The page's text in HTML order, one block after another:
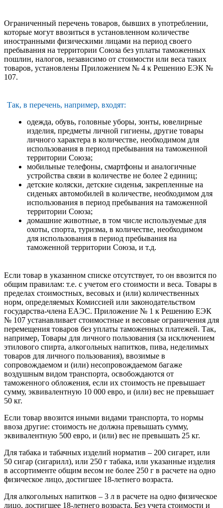
Ограниченный перечень товаров, бывших в употреблении,
которые могут ввозиться в установленном количестве
иностранными физическими лицами на период своего
пребывания на территории Союза без уплаты таможенных
пошлин, налогов, независимо от стоимости или веса таких
товаров, установлены Приложением № 4 к Решению ЕЭК №
107.
Так, в перечень, например, входят:
одежда, обувь, головные уборы, зонты, ювелирные
изделия, предметы личной гигиены, другие товары
личного характера в количестве, необходимом для
использования в период пребывания на таможенной
территории Союза;
мобильные телефоны, смартфоны и аналогичные
устройства связи в количестве не более 2 единиц;
детские коляски, детские сиденья, закрепленные на
сиденьях автомобилей в количестве, необходимом для
использования в период пребывания на таможенной
территории Союза;
домашние животные, в том числе используемые для
охоты, спорта, туризма, в количестве, необходимом
для использования в период пребывания на
таможенной территории Союза, и т.д.
Если товар в указанном списке отсутствует, то он ввозится по
общим правилам: т.е. с учетом его стоимости и веса. Товары в
пределах стоимостных, весовых и (или) количественных
норм, определяемых Комиссией или законодательством
государства-члена ЕАЭС. Приложение № 1 к Решению ЕЭК
№ 107 устанавливает стоимостные и весовые ограничения для
перемещения товаров без уплаты таможенных платежей. Так,
например, Товары для личного пользования (за исключением
этилового спирта, алкогольных напитков, пива, неделимых
товаров для личного пользования), ввозимые в
сопровождаемом и (или) несопровождаемом багаже
воздушным видом транспорта, освобождаются от
таможенного обложения, если их стоимость не превышает
сумму, эквивалентную 10 000 евро, и (или) вес не превышает
50 кг.
Если товар ввозится иными видами транспорта, то нормы
ввоза другие: стоимость не должна превышать сумму,
эквивалентную 500 евро, и (или) вес не превышать 25 кг.
Для табака и табачных изделий норматив – 200 сигарет, или
50 сигар (сигарилл), или 250 г табака, или указанные изделия
в ассортименте общим весом не более 250 г в расчете на одно
физическое лицо, достигшее 18-летнего возраста.
Для алкогольных напитков – 3 л в расчете на одно физическое
лицо, достигшее 18-летнего возраста. Без учета стоимости и